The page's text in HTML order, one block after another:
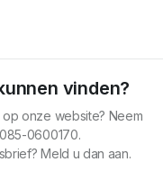
vinden?
onze website? Neem
0600170.
Meld u dan aan.